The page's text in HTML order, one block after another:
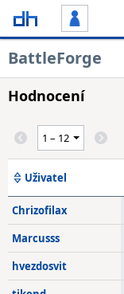
BattleForge
Hodnocení
Uživatel
Chrizofilax
Marcusss
hvezdosvit